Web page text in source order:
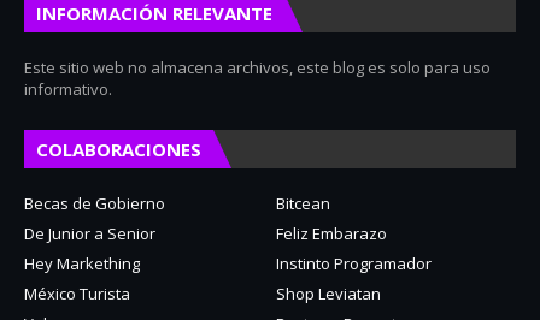
INFORMACIÓN RELEVANTE
Este sitio web no almacena archivos, este blog es solo para uso
informativo.
COLABORACIONES
Becas de Gobierno
Bitcean
De Junior a Senior
Feliz Embarazo
Hey Markething
Instinto Programador
México Turista
Shop Leviatan